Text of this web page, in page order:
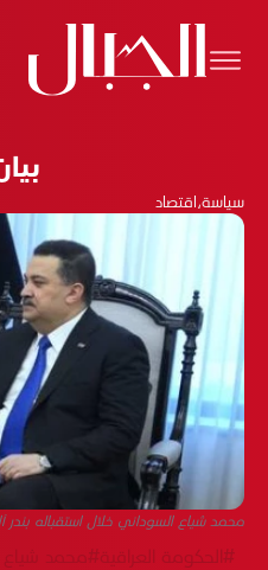
سياسة،اقتصاد
محمد شياع السوداني خلال استقباله
#الحكومة العراقية#محمد شياع